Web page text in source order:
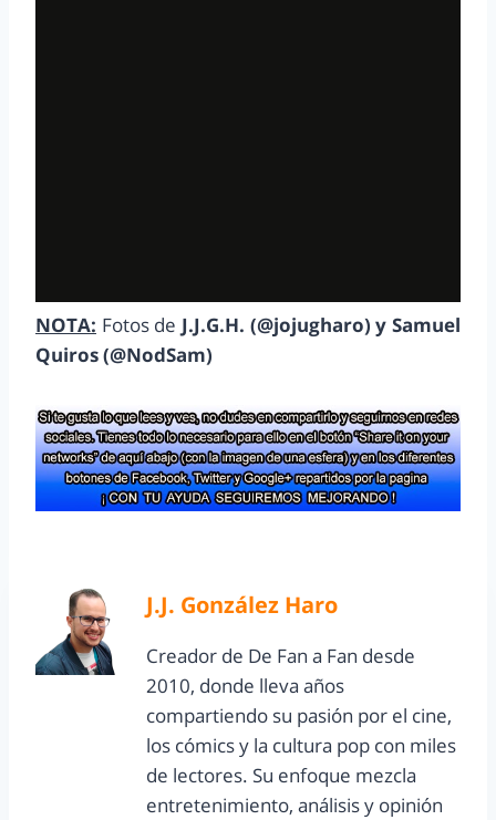
NOTA: Fotos de J.J.G.H. (@jojugharo) y Samuel
Quiros (@NodSam)
J.J. González Haro
Creador de De Fan a Fan desde
2010, donde lleva años
compartiendo su pasión por el cine,
los cómics y la cultura pop con miles
de lectores. Su enfoque mezcla
entretenimiento, análisis y opinión